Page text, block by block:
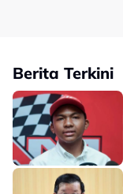
Berita Terkini